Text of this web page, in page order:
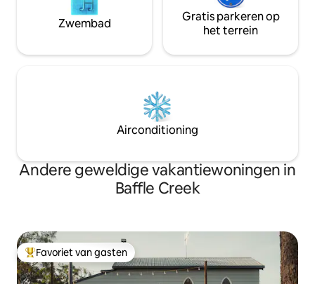
Zwembad
Gratis parkeren op
het terrein
Airconditioning
Andere geweldige vakantiewoningen in
Baffle Creek
Topfavoriet van gasten
Favoriet van gasten